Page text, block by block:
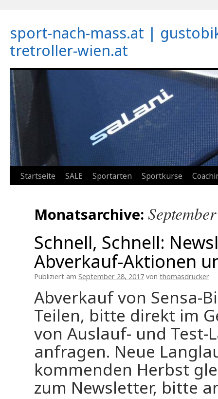
sport-nach-mass.at |
tretroller-wien.at
Zum
springen
Startseite SALE Sportarten Sportkurse
Monatsarchive:
Schnell, Schnell:
Abverkauf-Aktionen
Publiziert am September 28, 2017 von thomasdrucker
Abverkauf von Sensa-
Teilen, bitte direkt im
von Auslauf- und
anfragen. Neue
kommenden Herbst
zum Newsletter, bitte